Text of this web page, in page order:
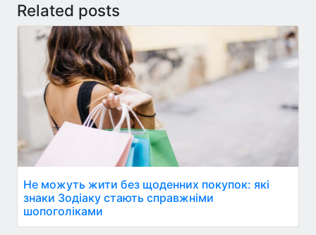
Related posts
Не можуть жити без щоденних покупок: які
знаки Зодіаку стають справжніми
шопоголіками